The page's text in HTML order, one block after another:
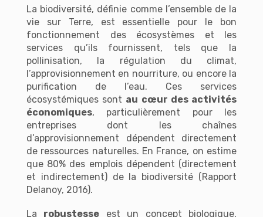
La biodiversité, définie comme l’ensemble de la
vie sur Terre, est essentielle pour le bon
fonctionnement des écosystèmes et les
services qu’ils fournissent, tels que la
pollinisation, la régulation du climat,
l’approvisionnement en nourriture, ou encore la
purification de l’eau. Ces services
écosystémiques sont au cœur des activités
économiques, particulièrement pour les
entreprises dont les chaînes
d’approvisionnement dépendent directement
de ressources naturelles. En France, on estime
que 80% des emplois dépendent (directement
et indirectement) de la biodiversité (Rapport
Delanoy, 2016).
La robustesse est un concept biologique,